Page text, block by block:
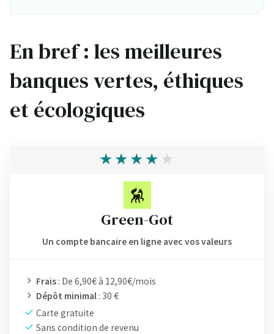
En bref : les meilleures
banques vertes, éthiques
et écologiques
Green-Got
Un compte bancaire en ligne avec vos valeurs
Frais : De 6,90€ à 12,90€/mois
Dépôt minimal : 30 €
Carte gratuite
Sans condition de revenu